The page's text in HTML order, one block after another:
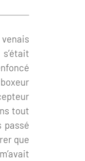
tout
passé
que